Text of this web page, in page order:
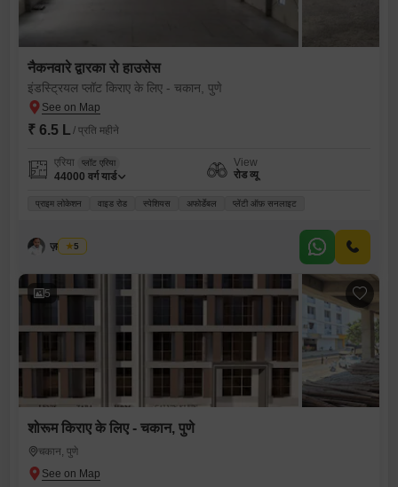
नैकनवारे द्वारका रो हाउसेस
इंडस्ट्रियल प्लॉट किराए के लिए - चकान, पुणे
₹ 6.5 L / प्रति महीने
एरिया प्लॉट एरिया
44000 वर्ग यार्ड
View
रोड व्यू
प्राइम लोकेशन वाइड रोड स्पेशियस अफोर्डेबल प्लेंटी ऑफ़ सनलाइट
ज़मीर शेख
5
5
शोरूम किराए के लिए - चकान, पुणे
चकान, पुणे